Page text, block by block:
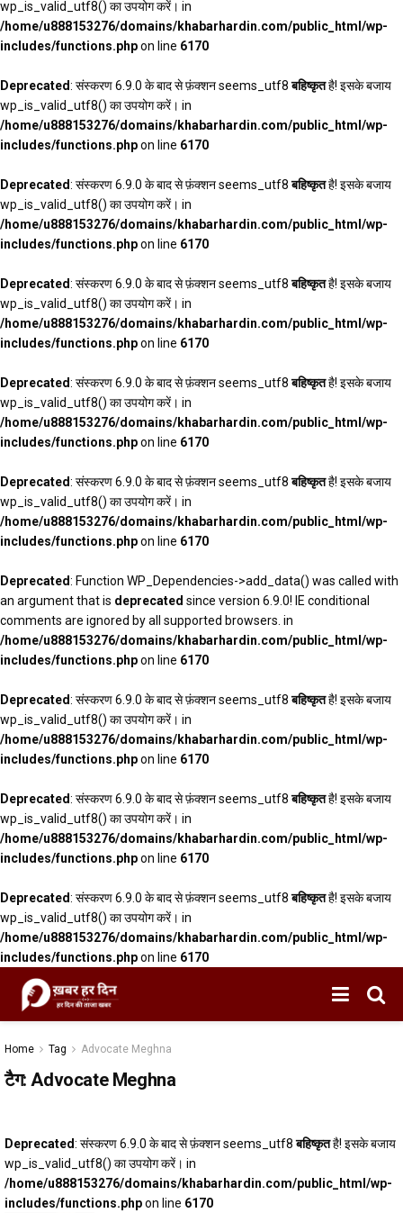
wp_is_valid_utf8() का उपयोग करें। in
/home/u888153276/domains/khabarhardin.com/public_html/wp-
includes/functions.phpon line 6170
Deprecated: संस्करण 6.9.0 के बाद से फ़ंक्शन seems_utf8बहिष्कृतहै! इसके बजाय
wp_is_valid_utf8() का उपयोग करें। in
/home/u888153276/domains/khabarhardin.com/public_html/wp-
includes/functions.phpon line 6170
Deprecated: संस्करण 6.9.0 के बाद से फ़ंक्शन seems_utf8बहिष्कृतहै! इसके बजाय
wp_is_valid_utf8() का उपयोग करें। in
/home/u888153276/domains/khabarhardin.com/public_html/wp-
includes/functions.phpon line 6170
Deprecated: संस्करण 6.9.0 के बाद से फ़ंक्शन seems_utf8बहिष्कृतहै! इसके बजाय
wp_is_valid_utf8() का उपयोग करें। in
/home/u888153276/domains/khabarhardin.com/public_html/wp-
includes/functions.phpon line 6170
Deprecated: संस्करण 6.9.0 के बाद से फ़ंक्शन seems_utf8बहिष्कृतहै! इसके बजाय
wp_is_valid_utf8() का उपयोग करें। in
/home/u888153276/domains/khabarhardin.com/public_html/wp-
includes/functions.phpon line 6170
Deprecated: संस्करण 6.9.0 के बाद से फ़ंक्शन seems_utf8बहिष्कृतहै! इसके बजाय
wp_is_valid_utf8() का उपयोग करें। in
/home/u888153276/domains/khabarhardin.com/public_html/wp-
includes/functions.phpon line 6170
Deprecated: Function WP_Dependencies->add_data() was called with
an argument that is deprecated since version 6.9.0! IE conditional
comments are ignored by all supported browsers. in
/home/u888153276/domains/khabarhardin.com/public_html/wp-
includes/functions.phpon line 6170
Deprecated: संस्करण 6.9.0 के बाद से फ़ंक्शन seems_utf8बहिष्कृतहै! इसके बजाय
wp_is_valid_utf8() का उपयोग करें। in
/home/u888153276/domains/khabarhardin.com/public_html/wp-
includes/functions.phpon line 6170
Deprecated: संस्करण 6.9.0 के बाद से फ़ंक्शन seems_utf8बहिष्कृतहै! इसके बजाय
wp_is_valid_utf8() का उपयोग करें। in
/home/u888153276/domains/khabarhardin.com/public_html/wp-
includes/functions.phpon line 6170
Deprecated: संस्करण 6.9.0 के बाद से फ़ंक्शन seems_utf8बहिष्कृतहै! इसके बजाय
wp_is_valid_utf8() का उपयोग करें। in
/home/u888153276/domains/khabarhardin.com/public_html/wp-
includes/functions.phpon line 6170
Home Tag Advocate Meghna
टैग:Advocate Meghna
Deprecated: संस्करण 6.9.0 के बाद से फ़ंक्शन seems_utf8बहिष्कृतहै! इसके बजाय
wp_is_valid_utf8() का उपयोग करें। in
/home/u888153276/domains/khabarhardin.com/public_html/wp-
includes/functions.phpon line 6170